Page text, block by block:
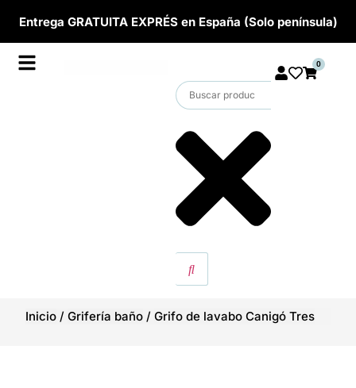
Entrega GRATUITA EXPRÉS en España (Solo península)
0
Inicio /Grifería baño /Grifo de lavabo Canigó Tres